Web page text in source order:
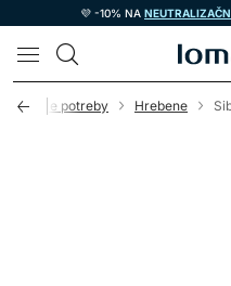
💜 -10% NA
LOMAX
potreby Hrebene